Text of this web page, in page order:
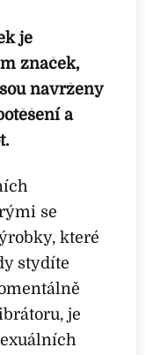
je
značek,
navrženy
a
se
které
stydíte
je